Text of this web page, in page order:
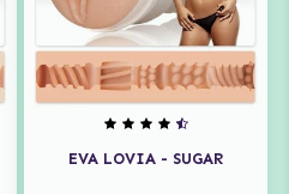
EVA LOVIA - SUGAR